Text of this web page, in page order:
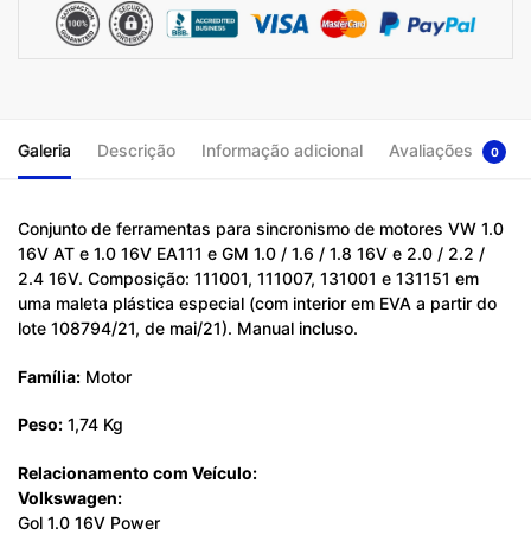
Galeria Descrição Informação adicional Avaliações 0
Conjunto de ferramentas para sincronismo de motores VW 1.0
16V AT e 1.0 16V EA111 e GM 1.0 / 1.6 / 1.8 16V e 2.0 / 2.2 /
2.4 16V. Composição: 111001, 111007, 131001 e 131151 em
uma maleta plástica especial (com interior em EVA a partir do
lote 108794/21, de mai/21). Manual incluso.
Família: Motor
Peso: 1,74 Kg
Relacionamento com Veículo:
Volkswagen:
Gol 1.0 16V Power